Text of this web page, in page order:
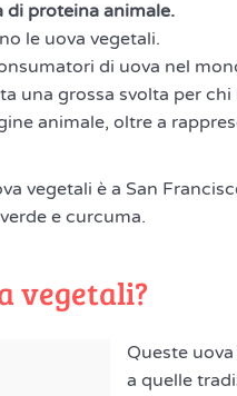
proteina animale.
le uova vegetali.
di uova nel
una grossa svolta per chi
animale, oltre a
vegetali è a San
e curcuma.
vegetali?
Queste
a quelle